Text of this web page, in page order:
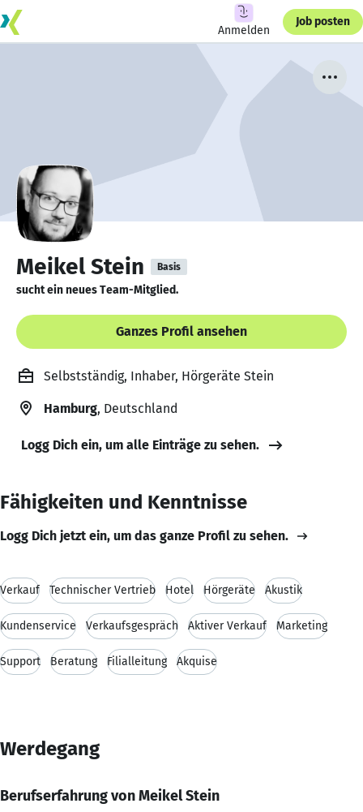
Anmelden
Job posten
Meikel Stein Basis
sucht ein neues Team-Mitglied.
Ganzes Profil ansehen
Selbstständig, Inhaber, Hörgeräte Stein
Hamburg, Deutschland
Logg Dich ein, um alle Einträge zu sehen.
Fähigkeiten und Kenntnisse
Logg Dich jetzt ein, um das ganze Profil zu sehen.
Verkauf Technischer Vertrieb Hotel Hörgeräte Akustik
Kundenservice Verkaufsgespräch Aktiver Verkauf Marketing
Support Beratung Filialleitung Akquise
Werdegang
Berufserfahrung von Meikel Stein